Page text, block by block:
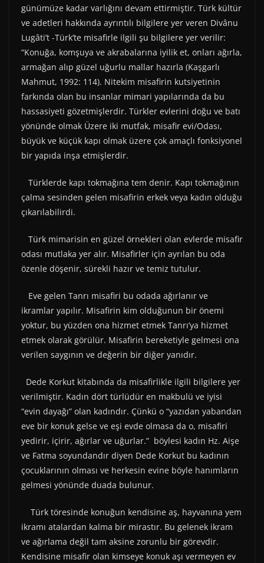
günümüze kadar varlığını devam ettirmiştir. Türk kültür
ve adetleri hakkında ayrıntılı bilgilere yer veren Divânu
Lugâti’t -Türk’te misafirle ilgili şu bilgilere yer verilir:
“Konuğa, komşuya ve akrabalarına iyilik et, onları ağırla,
armağan alıp güzel uğurlu mallar hazırla (Kaşgarlı
Mahmut, 1992: 114). Nitekim misafirin kutsiyetinin
farkında olan bu insanlar mimari yapılarında da bu
hassasiyeti gözetmişlerdir. Türkler evlerini doğu ve batı
yönünde olmak Üzere iki mutfak, misafir evi/Odası,
büyük ve küçük kapı olmak üzere çok amaçlı fonksiyonel
bir yapıda inşa etmişlerdir.
Türklerde kapı tokmağına tem denir. Kapı tokmağının
çalma sesinden gelen misafirin erkek veya kadın olduğu
çıkarılabilirdi.
Türk mimarisin en güzel örnekleri olan evlerde misafir
odası mutlaka yer alır. Misafirler için ayrılan bu oda
özenle döşenir, sürekli hazır ve temiz tutulur.
Eve gelen Tanrı misafiri bu odada ağırlanır ve
ikramlar yapılır. Misafirin kim olduğunun bir önemi
yoktur, bu yüzden ona hizmet etmek Tanrı’ya hizmet
etmek olarak görülür. Misafirin bereketiyle gelmesi ona
verilen saygının ve değerin bir diğer yanıdır.
Dede Korkut kitabında da misafirlikle ilgili bilgilere yer
verilmiştir. Kadın dört türlüdür en makbulü ve iyisi
“evin dayağı” olan kadındır. Çünkü o “yazıdan yabandan
eve bir konuk gelse ve eşi evde olmasa da o, misafiri
yedirir, içirir, ağırlar ve uğurlar.” böylesi kadın Hz. Aişe
ve Fatma soyundandır diyen Dede Korkut bu kadının
çocuklarının olması ve herkesin evine böyle hanımların
gelmesi yönünde duada bulunur.
Türk töresinde konuğun kendisine aş, hayvanına yem
ikramı atalardan kalma bir mirastır. Bu gelenek ikram
ve ağırlama değil tam aksine zorunlu bir görevdir.
Kendisine misafir olan kimseye konuk aşı vermeyen ev